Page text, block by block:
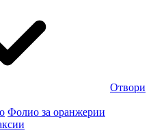
Отвори
Фолио за оранжерии